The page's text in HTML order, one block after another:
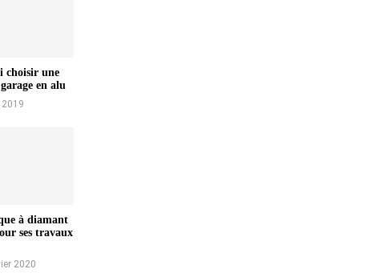
choisir une
en alu
à diamant
ses travaux
2020